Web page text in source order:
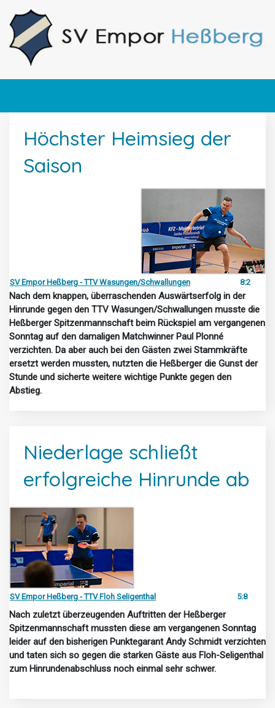
Höchster Heimsieg der
Saison
SV Empor Heßberg - TTV Wasungen/Schwallungen 8:2
Nach dem knappen, überraschenden Auswärtserfolg in der
Hinrunde gegen den TTV Wasungen/Schwallungen musste die
Heßberger Spitzenmannschaft beim Rückspiel am vergangenen
Sonntag auf den damaligen Matchwinner Paul Plonné
verzichten. Da aber auch bei den Gästen zwei Stammkräfte
ersetzt werden mussten, nutzten die Heßberger die Gunst der
Stunde und sicherte weitere wichtige Punkte gegen den
Abstieg.
Niederlage schließt
erfolgreiche Hinrunde ab
SV Empor Heßberg - TTV Floh Seligenthal 5:8
Nach zuletzt überzeugenden Auftritten der Heßberger
Spitzenmannschaft mussten diese am vergangenen Sonntag
leider auf den bisherigen Punktegarant Andy Schmidt verzichten
und taten sich so gegen die starken Gäste aus Floh-Seligenthal
zum Hinrundenabschluss noch einmal sehr schwer.